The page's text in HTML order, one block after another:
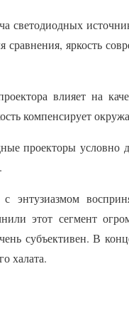
светодиодных
яркость
влияет на
компенсирует
проекторы
энтузиазмом
этот сегмент
субъективен. В
халата.